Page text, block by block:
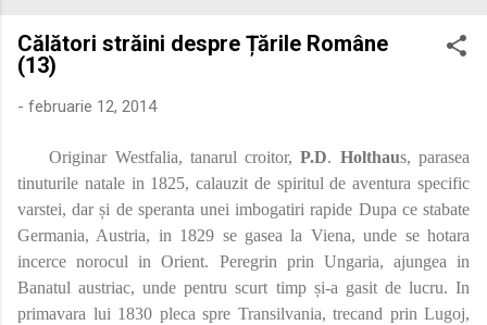
roman – în special a cetățenilor romani ( cives Romani ) în
țesutul urban și rural dobrogean – ne permite să măsurăm cu
precizie profunzimea și ritmul procesului de rom...
Călători străini despre Țările Române
(13)
- februarie 12, 2014
Originar Westfalia, tanarul croitor,P.D. Holthaus, parasea
tinuturile natale in 1825, calauzit de spiritul de aventura specific
varstei, dar și de speranta unei imbogatiri rapide Dupa ce stabate
Germania, Austria, in 1829 se gasea la Viena, unde se hotara
incerce norocul in Orient. Peregrin prin Ungaria, ajungea in
Banatul austriac, unde pentru scurt timp și-a gasit de lucru. In
primavara lui 1830 pleca spre Transilvania, trecand prin Lugoj,